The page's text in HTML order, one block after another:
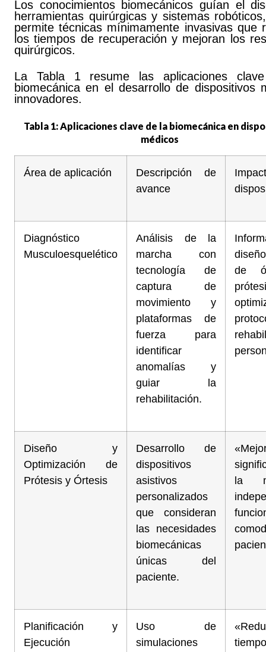
Los conocimientos biomecánicos guían el
herramientas quirúrgicas y sistemas
permite técnicas mínimamente invasivas que
los tiempos de recuperación y mejoran los
quirúrgicos.
La Tabla 1 resume las aplicaciones
biomecánica en el desarrollo de dispositivos
innovadores.
Tabla 1: Aplicaciones clave de la biomecánica en
médicos
Área de aplicación
Descripción de
avance
Diagnóstico
Musculoesquelético
Análisis de la
marcha con
tecnología de
captura de
movimiento y
plataformas de
fuerza para
identificar
anomalías y
guiar la
rehabilitación.
de
Diseño y
Optimización de
Prótesis y Órtesis
Desarrollo de
dispositivos
asistivos
personalizados
que consideran
las necesidades
biomecánicas
únicas del
paciente.
la
Planificación y
Ejecución
Uso de
simulaciones